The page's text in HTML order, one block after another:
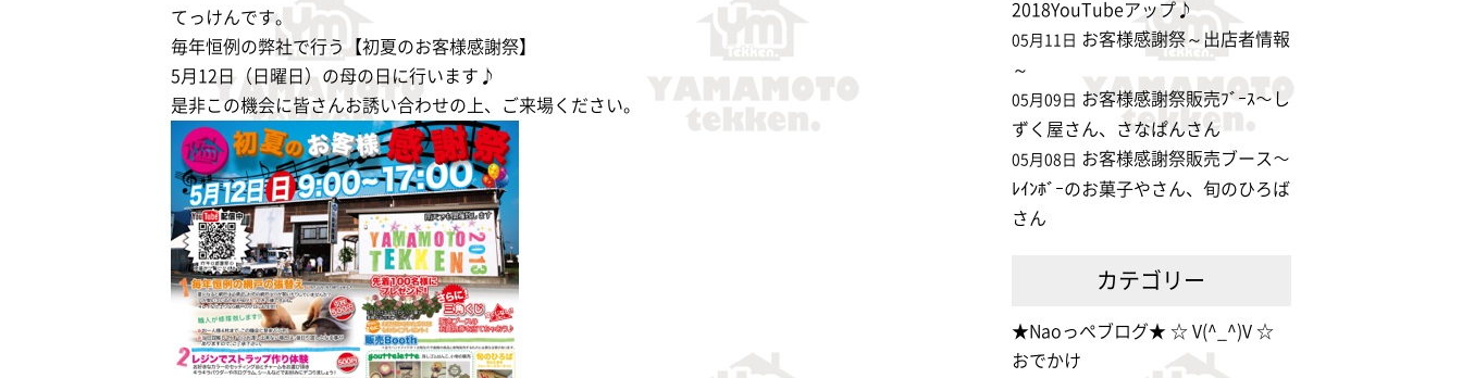
てっけんです。
毎年恒例の弊社で行う【初夏のお客様感謝祭】
5月12日（日曜日）の母の日に行います♪
是非この機会に皆さんお誘い合わせの上、ご来場ください。
2018YouTubeアップ♪
05月11日
お客様感謝祭～出店者情報
～
05月09日
お客様感謝祭販売ﾌﾞｰｽ～し
ずく屋さん、さなぱんさん
05月08日
お客様感謝祭販売ブース～
ﾚｲﾝﾎﾞｰのお菓子やさん、旬のひろば
さん
カテゴリー
★Naoっぺブログ★ ☆ V(^_^)V ☆
おでかけ